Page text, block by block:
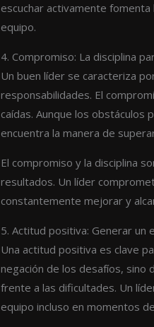
escuchar activamente
equipo.
4. Compromiso: La disciplina
Un buen líder se caracteriza
responsabilidades. El
caídas. Aunque los obstáculos
encuentra la manera de
El compromiso y la disciplina
resultados. Un líder
constantemente mejorar y
5. Actitud positiva: Generar un
Una actitud positiva es clave
negación de los desafíos, sino
frente a las dificultades. Un
equipo incluso en momentos